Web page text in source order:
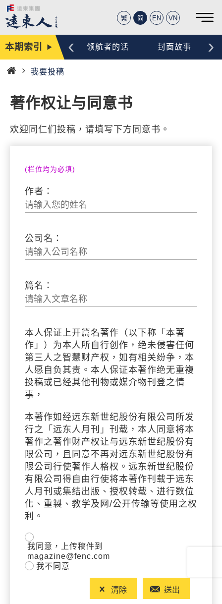
繁 简 EN VN
本期索引编辑手记 领航者的话 封面故事
‹ ›
页
我要投稿
著作权让与同意书
欢迎同仁们投稿，请填写下方同意书。
(栏位均为必填)
作者：
公司名：
篇名：
本人保证上开篇名著作（以下称「本著
作」）为本人所自行创作，绝未侵害任何
第三人之智慧财产权，如有相关纷争，本
人愿自负其责。本人保证本著作绝无重複
投稿或已经其他刊物或媒介物刊登之情
事，
本著作如经远东新世纪股份有限公司所发
行之「远东人月刊」刊载，本人同意将本
著作之著作财产权让与远东新世纪股份有
限公司，且同意不再对远东新世纪股份有
限公司行使著作人格权。远东新世纪股份
有限公司得自由行使将本著作刊载于远东
人月刊或集结出版、授权转载、进行数位
化、重製、教学及网/公开传输等使用之权
利。
我同意，上传稿件到
magazine@fenc.com
我不同意
清除 送出